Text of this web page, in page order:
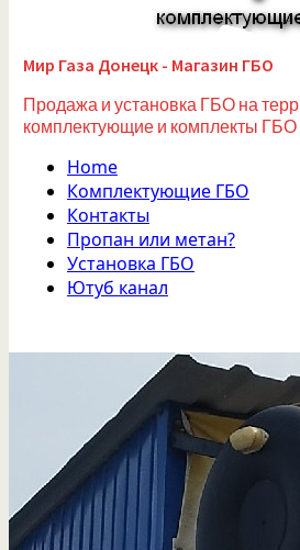
Мир Газа Донецк - Магазин ГБО
Продажа и установка ГБО на
комплектующие и комплекты ГБО
Home
Комплектующие ГБО
Контакты
Пропан или метан?
Установка ГБО
Ютуб канал